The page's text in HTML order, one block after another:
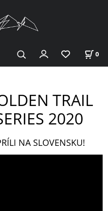
0
TRAIL
2020
NA SLOVENSKU!